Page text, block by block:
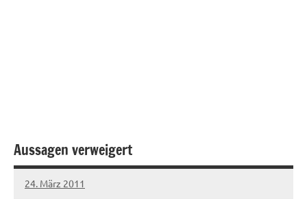
Aussagen verweigert
24. März 2011
admin